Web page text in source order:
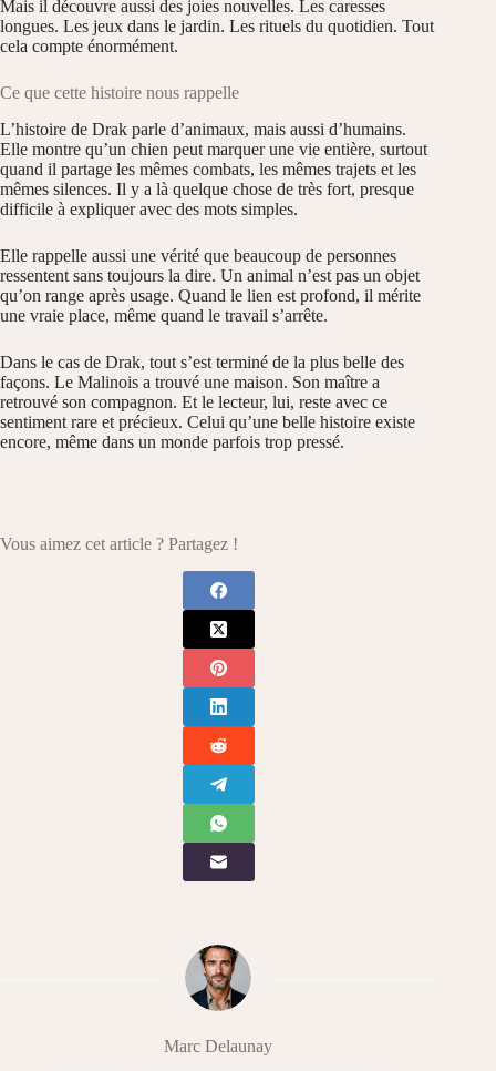
Mais il découvre aussi des joies nouvelles. Les caresses
longues. Les jeux dans le jardin. Les rituels du quotidien. Tout
cela compte énormément.
Ce que cette histoire nous rappelle
L’histoire de Drak parle d’animaux, mais aussi d’humains.
Elle montre qu’un chien peut marquer une vie entière, surtout
quand il partage les mêmes combats, les mêmes trajets et les
mêmes silences. Il y a là quelque chose de très fort, presque
difficile à expliquer avec des mots simples.
Elle rappelle aussi une vérité que beaucoup de personnes
ressentent sans toujours la dire. Un animal n’est pas un objet
qu’on range après usage. Quand le lien est profond, il mérite
une vraie place, même quand le travail s’arrête.
Dans le cas de Drak, tout s’est terminé de la plus belle des
façons. Le Malinois a trouvé une maison. Son maître a
retrouvé son compagnon. Et le lecteur, lui, reste avec ce
sentiment rare et précieux. Celui qu’une belle histoire existe
encore, même dans un monde parfois trop pressé.
Vous aimez cet article ? Partagez !
Marc Delaunay